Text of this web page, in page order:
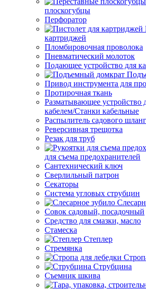
плоскогубцы
Перфоратор
картриджей
Пломбировочная проволока
Пневматический молоток
Подающее устройство для
Привод инструмента для
Протирочная ткань
Разматывающее устройство
кабелем/Станки кабельные
Распылитель садового
Реверсивная трещотка
Резак для труб
для съема предохранителей
Сантехнический ключ
Сверлильный патрон
Секаторы
Система угловых струбцин
Совок садовый, посадочный
Средство для смазки, масло
Стамеска
Степлер
Стремянка
Струбцина
Съемник шкива